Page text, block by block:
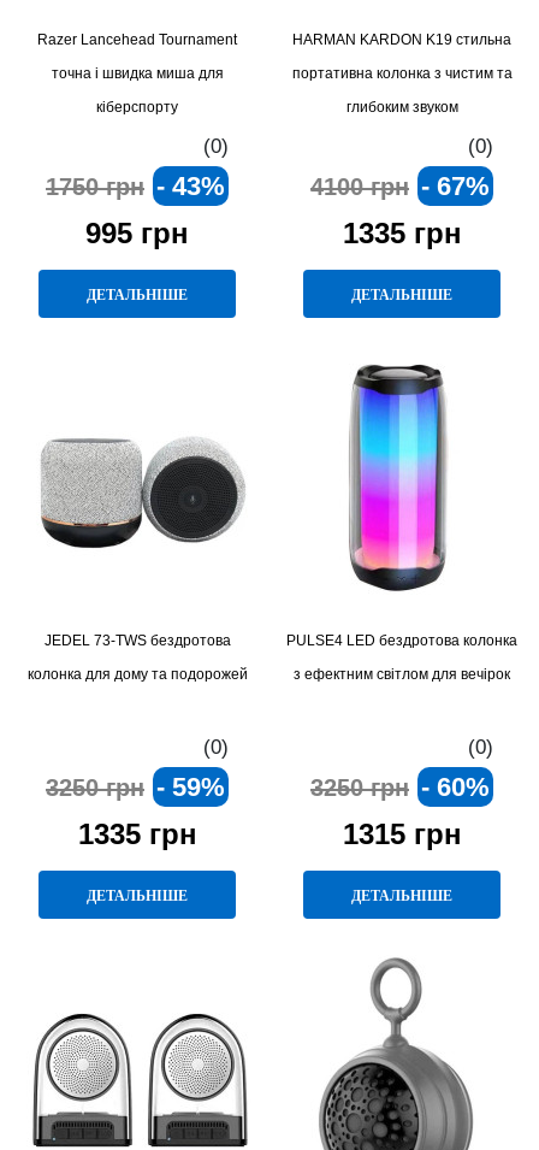
Razer Lancehead Tournament
точна і швидка миша для
кіберспорту
(0)
1750 грн - 43%
995 грн
ДЕТАЛЬНІШЕ
HARMAN KARDON K19 стильна
портативна колонка з чистим та
глибоким звуком
(0)
4100 грн - 67%
1335 грн
ДЕТАЛЬНІШЕ
JEDEL 73-TWS бездротова
колонка для дому та подорожей
(0)
3250 грн - 59%
1335 грн
ДЕТАЛЬНІШЕ
PULSE4 LED бездротова колонка
з ефектним світлом для вечірок
(0)
3250 грн - 60%
1315 грн
ДЕТАЛЬНІШЕ